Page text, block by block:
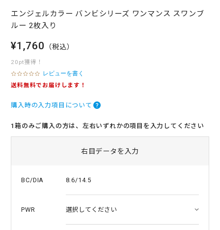
エンジェルカラー バンビシリーズ ワンマンス スワンブ
ルー 2枚入り
¥1,760 （税込）
20pt獲得！
0
.
t
r
レビューを書く
送料無料でお届けします！
購入時の入力項目について
1箱のみご購入の方は、左右いずれかの項目を入力してください
右目データを入力
BC/DIA 8.6/14.5
PWR